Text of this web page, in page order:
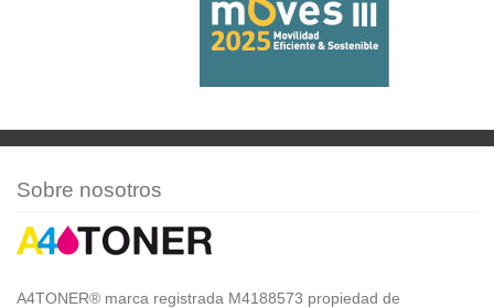
Sobre nosotros
A4TONER® marca registrada M4188573 propiedad de